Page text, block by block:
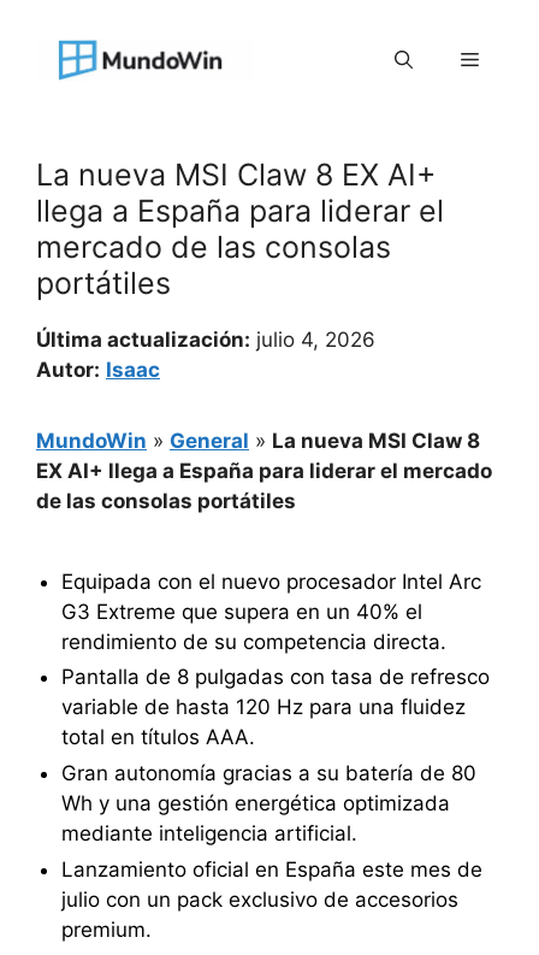
contenido
Menú
La nueva MSI Claw 8 EX AI+
llega a España para liderar el
mercado de las consolas
portátiles
Última actualización: julio 4, 2026
Autor: Isaac
MundoWin » General » La nueva MSI Claw 8
EX AI+ llega a España para liderar el mercado
de las consolas portátiles
Equipada con el nuevo procesador Intel Arc
G3 Extreme que supera en un 40% el
rendimiento de su competencia directa.
Pantalla de 8 pulgadas con tasa de refresco
variable de hasta 120 Hz para una fluidez
total en títulos AAA.
Gran autonomía gracias a su batería de 80
Wh y una gestión energética optimizada
mediante inteligencia artificial.
Lanzamiento oficial en España este mes de
julio con un pack exclusivo de accesorios
premium.